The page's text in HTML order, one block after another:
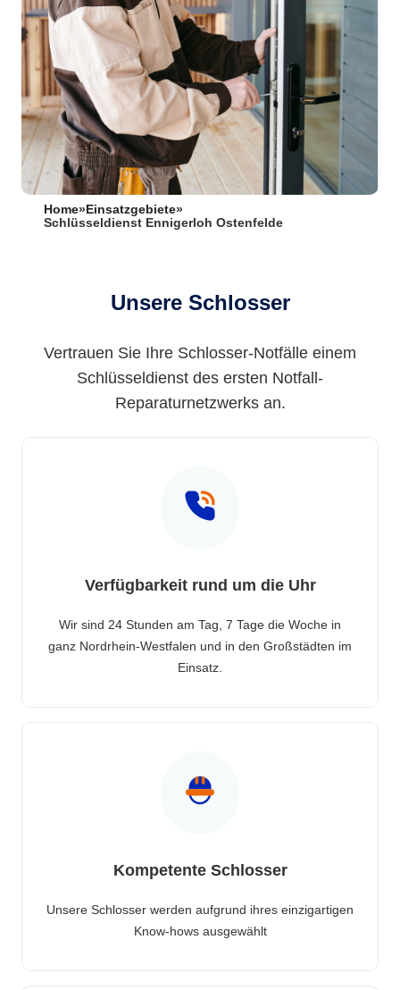
Home» Einsatzgebiete»
Schlüsseldienst Ennigerloh Ostenfelde
Unsere Schlosser
Vertrauen Sie Ihre Schlosser-Notfälle einem
Schlüsseldienst des ersten Notfall-
Reparaturnetzwerks an.
Verfügbarkeit rund um die Uhr
Wir sind 24 Stunden am Tag, 7 Tage die Woche in
ganz Nordrhein-Westfalen und in den Großstädten im
Einsatz.
Kompetente Schlosser
Unsere Schlosser werden aufgrund ihres einzigartigen
Know-hows ausgewählt